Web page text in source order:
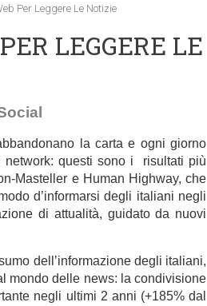
Per Leggere Le Notizie
LEGGERE LE
la carta e ogni giorno
questi sono i risultati più
Masteller e Human Highway, che
d’informarsi degli italiani negli
di attualità, guidato da nuovi
dell’informazione degli italiani,
mondo delle news: la condivisione
negli ultimi 2 anni (+185% dal